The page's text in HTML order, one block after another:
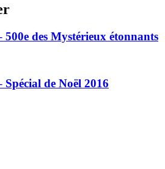
500e des Mystérieux étonnants
Spécial de Noël 2016